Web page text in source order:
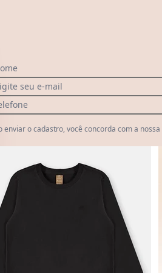
seu e-mail
enviar o cadastro, você concorda com a nossa